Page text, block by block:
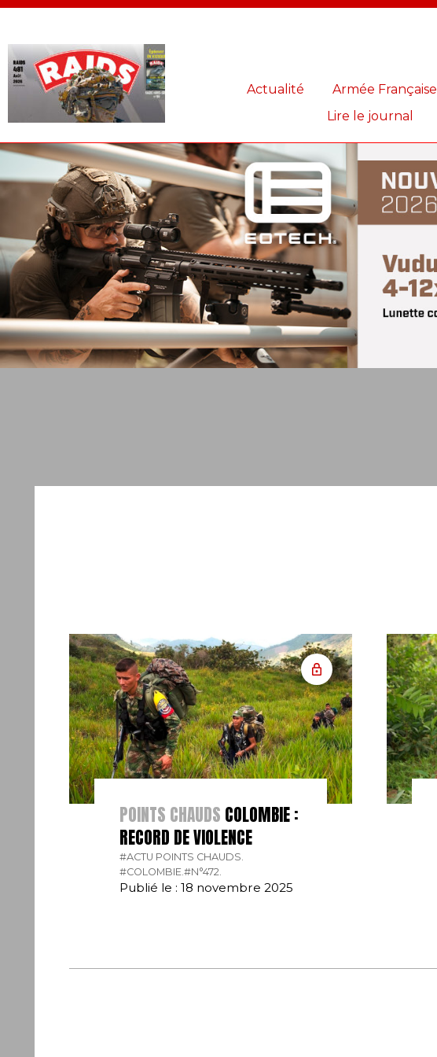
Actualité Armée Française
Lire le journal
POINTS CHAUDS COLOMBIE :
RECORD DE VIOLENCE
#ACTU POINTS CHAUDS.
#COLOMBIE.#N°472.
Publié le : 18 novembre 2025
Panneau de gestion des cookies